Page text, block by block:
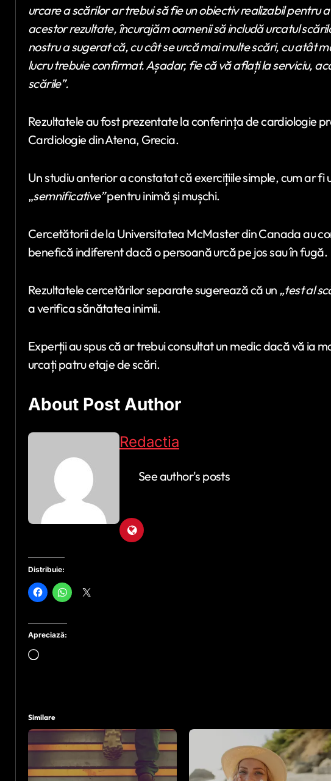
urcare a scărilor ar trebui să fie un obiectiv realizabil pentru
acestor rezultate, încurajăm oamenii să includă urcatul
nostru a sugerat că, cu cât se urcă mai multe scări, cu atât
lucru trebuie confirmat. Așadar, fie că vă aflați la serviciu,
scările”.
Rezultatele au fost prezentate la conferința de cardiologie
Cardiologie din Atena, Grecia.
Un studiu anterior a constatat că exercițiile simple, cum ar fi
„semnificative”pentru inimă și mușchi.
Cercetătorii de la Universitatea McMaster din Canada au
benefică indiferent dacă o persoană urcă pe jos sau în fugă.
Rezultatele cercetărilor separate sugerează că un „test al
a verifica sănătatea inimii.
Experții au spus că ar trebui consultat un medic dacă vă ia
urcați patru etaje de scări.
About Post Author
Redactia
See author's posts
Distribuie:
Apreciază:
Încarc...
Similare